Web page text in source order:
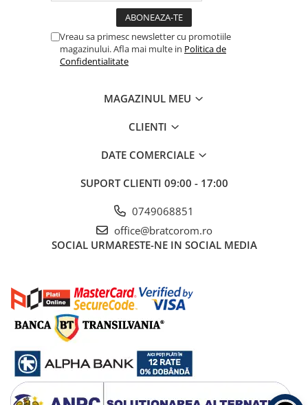
Detergenti de vase profesionali
Pentru masini de spalat si polish
Pentru spalare manuala
Detergenti lichizi profesionali
Sapun de maini profesional
Sisteme de dozaj profesionale
Solutii de curatenie profesionale
Pentru sticla si suprafete fine
Pentru toaleta si wc
Solutii specializate
Solutii profesionale pentru
bucatarie
Solutii professionale pentru
spalatorii auto
Vreau sa primesc newsletter cu promotiile
magazinului. Afla mai multe in Politica de
Confidentialitate
MAGAZINUL MEU
CLIENTI
DATE COMERCIALE
SUPORT CLIENTI 09:00 - 17:00
0749068851
office@bratcorom.ro
SOCIAL URMARESTE-NE IN SOCIAL MEDIA